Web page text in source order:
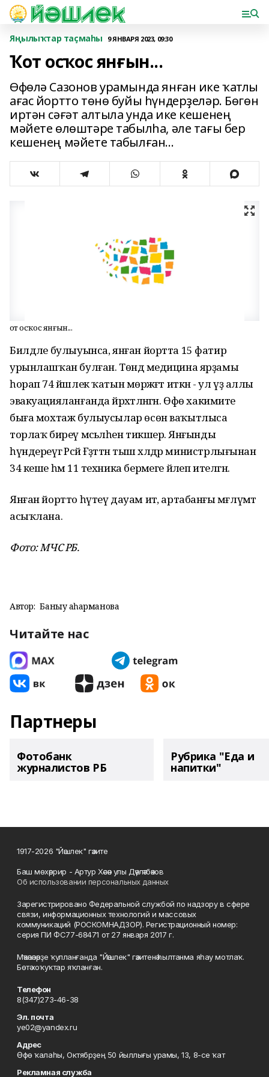
Яңылыҡтар таҫмаһы 9 ЯНВАРЯ 2023, 09:30
Ҡот осҡос янғын...
Өфөлә Сазонов урамында янған ике ҡатлы
ағас йортто төнө буйы һүндерҙеләр. Бөгөн
иртән сәғәт алтыла унда ике кешенең
мәйете өлөштәре табылһа, әле тағы бер
кешенең мәйете табылған...
Ҡот осҡос янғын...
Билдәле булыуынса, янған йортта 15 фатир
урынлашҡан булған. Төндә медицина ярҙамы
һорап 74 йәшлек ҡатын мөрәжәғәт иткән - ул үҙ аллы
эвакуацияланғанда йәрәхәтләнгән. Өфө хакимиәте
быға мохтаж булыусылар өсөн ваҡытлыса
торлаҡ биреү мәсьәләһен тикшерә. Янғынды
һүндереүгә Рәсәй Ғәҙәттән тыш хәлдәр министрлығынан
34 кеше һәм 11 техника берәмеге йәлеп ителгән.
Янған йортто һүтеү дауам итә, артабанғы мәғлүмәт
асыҡлана.
Фото: МЧС РБ.
Автор: Баныу Ҡаһарманова
Читайте нас
Партнеры
Фотобанк
журналистов РБ
Рубрика "Еда и
напитки"
1917-2026 "Йәшлек" гәзите
Баш мөхәррир - Артур Хәсән улы Дәүләтбәков
Об использовании персональных данных
Зарегистрировано Федеральной службой по надзору в сфере
связи, информационных технологий и массовых
коммуникаций (РОСКОМНАДЗОР). Регистрационный номер:
серия ПИ ФС77-68471 от 27 января 2017 г.
Мәҡәләләрҙе ҡулланғанда "Йәшлек" гәзитенә һылтанма яһау мотлаҡ.
Бөтә хоҡуҡтар яҡланған.
Телефон
8(347)273-46-38
Эл. почта
ye02@yandex.ru
Адрес
Өфө ҡалаһы, Октябрҙең 50 йыллығы урамы, 13, 8-се ҡат
Рекламная служба